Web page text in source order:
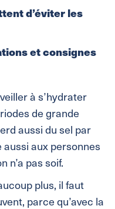
d’éviter les
et consignes
à s’hydrater
de grande
aussi du sel par
aux personnes
n’a pas soif.
plus, il faut
parce qu’avec la